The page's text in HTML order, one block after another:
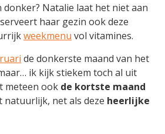
Natalie laat het niet aan
haar gezin ook deze
weekmenu vol vitamines.
de donkerste maand van het
ik kijk stiekem toch al uit
meteen ook de kortste maand
natuurlijk, net als deze heerlijke